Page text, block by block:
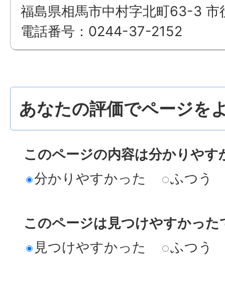
福島県相馬市中村字北町63-3 市
電話番号：0244-37-2152
あなたの評価でページを
このページの内容は分かりやす
分かりやすかった
ふつう
このページは見つけやすかった
見つけやすかった
ふつう